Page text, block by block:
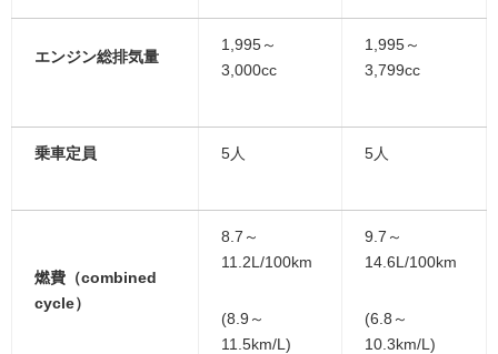
エンジン総排気量
1,995～
3,000cc
1,995～
3,799cc
乗車定員 5人 5人
燃費（combined
cycle）
8.7～
11.2L/100km
(8.9～
11.5km/L)
9.7～
14.6L/100km
(6.8～
10.3km/L)